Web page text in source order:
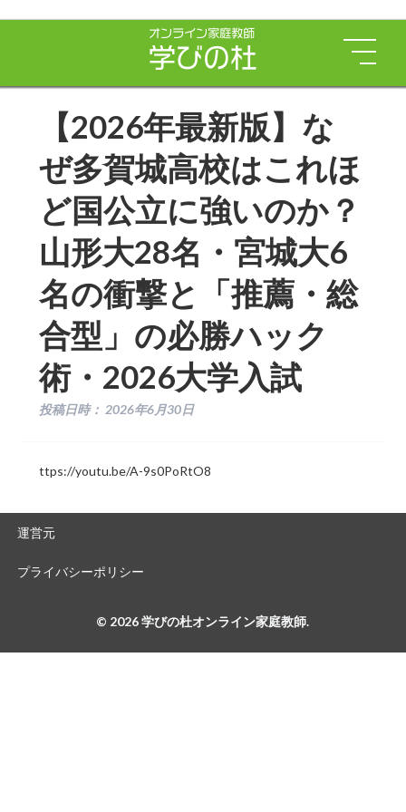
【2026年最新版】な
ぜ多賀城高校はこれほ
ど国公立に強いのか？
山形大28名・宮城大6
名の衝撃と「推薦・総
合型」の必勝ハック
術・2026大学入試
投稿日時： 2026年6月30日
ttps://youtu.be/A-9s0PoRtO8
運営元
プライバシーポリシー
© 2026 学びの杜オンライン家庭教師.